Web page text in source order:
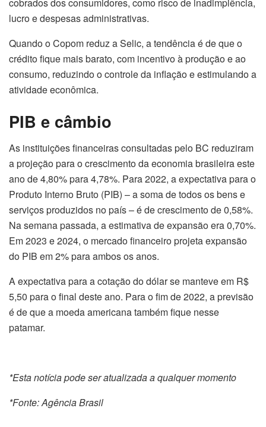
lucro e despesas administrativas.
Quando o Copom reduz a Selic, a tendência é de que o
crédito fique mais barato, com incentivo à produção e ao
consumo, reduzindo o controle da inflação e estimulando a
atividade econômica.
PIB e câmbio
As instituições financeiras consultadas pelo BC reduziram
a projeção para o crescimento da economia brasileira este
ano de 4,80% para 4,78%. Para 2022, a expectativa para o
Produto Interno Bruto (PIB) – a soma de todos os bens e
serviços produzidos no país – é de crescimento de 0,58%.
Na semana passada, a estimativa de expansão era 0,70%.
Em 2023 e 2024, o mercado financeiro projeta expansão
do PIB em 2% para ambos os anos.
A expectativa para a cotação do dólar se manteve em R$
5,50 para o final deste ano. Para o fim de 2022, a previsão
é de que a moeda americana também fique nesse
patamar.
*Esta notícia pode ser atualizada a qualquer momento
*Fonte: Agência Brasil